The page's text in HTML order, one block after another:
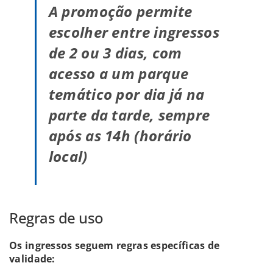
A promoção permite
escolher entre ingressos
de 2 ou 3 dias, com
acesso a um parque
temático por dia já na
parte da tarde, sempre
após as 14h (horário
local)
Regras de uso
Os ingressos seguem regras específicas de
validade: